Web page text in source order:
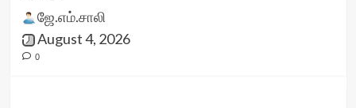
ஜே.எம்.சாலி
August 4, 2026
0